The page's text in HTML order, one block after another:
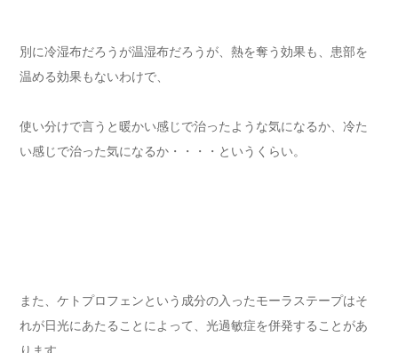
別に冷湿布だろうが温湿布だろうが、熱を奪う効果も、患部を
温める効果もないわけで、
使い分けで言うと暖かい感じで治ったような気になるか、冷た
い感じで治った気になるか・・・・というくらい。
また、ケトプロフェンという成分の入ったモーラステープはそ
れが日光にあたることによって、光過敏症を併発することがあ
ります。